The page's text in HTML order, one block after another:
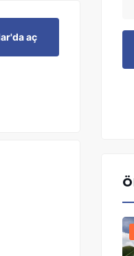
aç